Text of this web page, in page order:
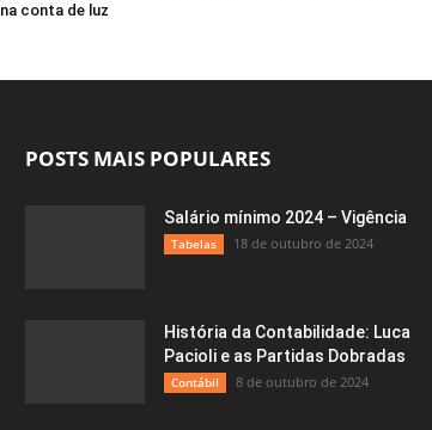
conta de luz
POSTS MAIS POPULARES
Salário mínimo 2024 – Vigência
Tabelas 18 de outubro de 2024
História da Contabilidade: Luca
Pacioli e as Partidas Dobradas
Contábil 8 de outubro de 2024